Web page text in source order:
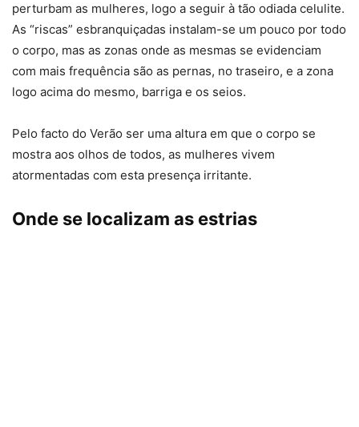
perturbam as mulheres, logo a seguir à tão odiada celulite.
As “riscas” esbranquiçadas instalam-se um pouco por todo
o corpo, mas as zonas onde as mesmas se evidenciam
com mais frequência são as pernas, no traseiro, e a zona
logo acima do mesmo, barriga e os seios.
Pelo facto do Verão ser uma altura em que o corpo se
mostra aos olhos de todos, as mulheres vivem
atormentadas com esta presença irritante.
Onde se localizam as estrias